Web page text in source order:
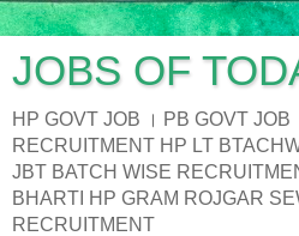
JOBS OF
HP GOVT JOB । PB GOVT
RECRUITMENT HP LT
JBT BATCH WISE
BHARTI HP GRAM ROJGAR
RECRUITMENT